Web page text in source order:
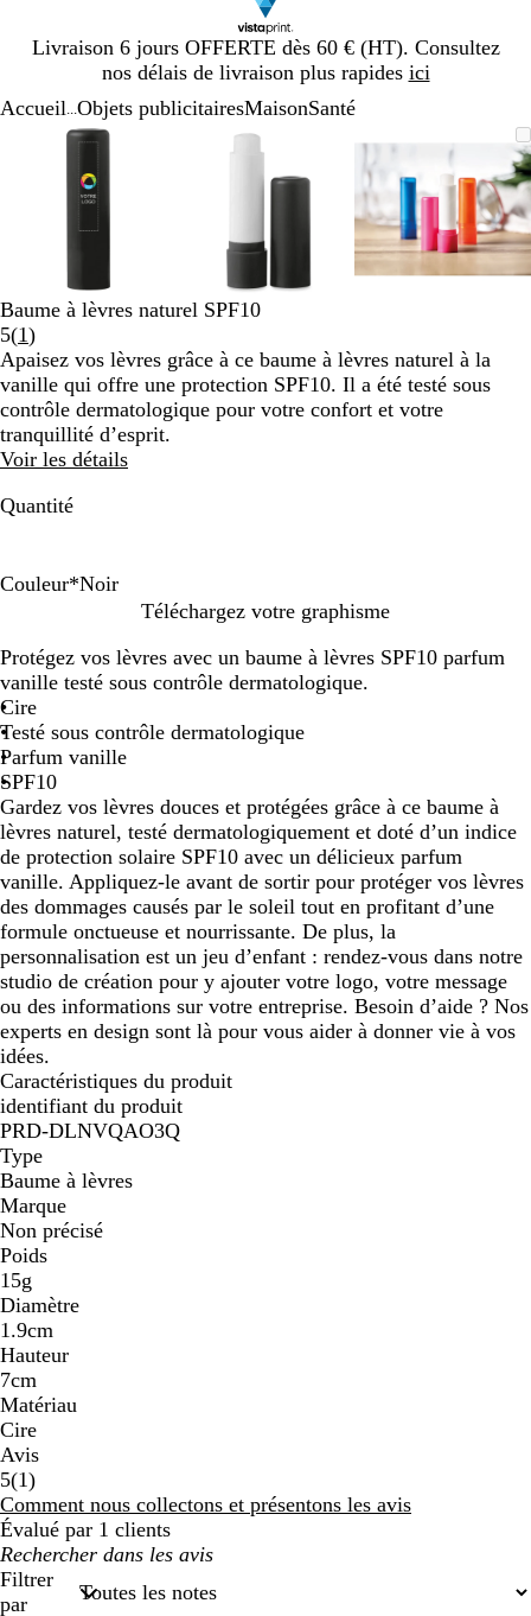
Livraison 6 jours OFFERTE dès 60 € (HT). Consultez
nos délais de livraison plus rapides ici
Diapositive
1
Accueil Objets publicitairesMaisonSanté
Image
Zoom
minimum
Cliquez
développer
Utilisez
touches
plus
et
pour
zoomer
les
touches
fléchées
pour
faire
zoomable
au
minimum
pour
développer
les
touches
moins
pour
les
touches
fléchées
zoomable
au
minimum
pour
les
touches
et
moins
pour
les
touches
fléchées
Diapositive
Baume à lèvres naturel SPF10
5(1Lire
les
1
avis
)
Apaisez vos lèvres grâce à ce baume à lèvres naturel à la
vanille qui offre une protection SPF10. Il a été testé sous
contrôle dermatologique pour votre confort et votre
tranquillité d’esprit.
Voir les détails
Quantité
Couleur*Noir
i
r
u
g
e
u
n
e
a
n
c
e
u
a
n
g
e
r
t
l
i
m
e
u
g
e
t
r
a
n
s
p
a
r
e
n
t
a
n
s
p
a
r
e
n
t
r
q
u
o
i
s
e
e
u
t
r
a
n
s
p
a
r
e
n
t
a
n
g
e
t
r
a
n
s
p
a
r
e
n
t
c
h
s
i
a
r
t
l
i
m
e
t
r
a
n
s
p
a
r
e
n
t
Téléchargez votre graphisme
Protégez vos lèvres avec un baume à lèvres SPF10 parfum
vanille testé sous contrôle dermatologique.
Cire
Testé sous contrôle dermatologique
Parfum vanille
SPF10
Gardez vos lèvres douces et protégées grâce à ce baume à
lèvres naturel, testé dermatologiquement et doté d’un indice
de protection solaire SPF10 avec un délicieux parfum
vanille. Appliquez-le avant de sortir pour protéger vos lèvres
des dommages causés par le soleil tout en profitant d’une
formule onctueuse et nourrissante. De plus, la
personnalisation est un jeu d’enfant : rendez-vous dans notre
studio de création pour y ajouter votre logo, votre message
ou des informations sur votre entreprise. Besoin d’aide ? Nos
experts en design sont là pour vous aider à donner vie à vos
idées.
Caractéristiques du produit
identifiant du produit
PRD-DLNVQAO3Q
Type
Baume à lèvres
Marque
Non précisé
Poids
15g
Diamètre
1.9cm
Hauteur
7cm
Matériau
Cire
Avis
5(11
avis
)
Comment nous collectons et présentons les avis
Évalué par 1 clients
Mes
recherches
saisies
Filtrer
par